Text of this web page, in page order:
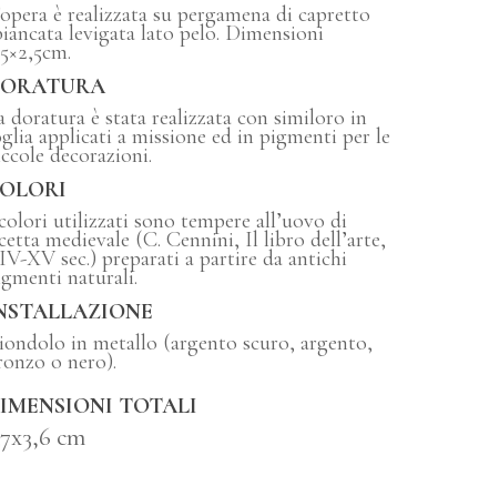
è realizzata su pergamena di capretto
levigata lato pelo. Dimensioni
doratura è stata realizzata con similoro in
applicati a missione ed in pigmenti per le
decorazioni.
utilizzati sono tempere all’uovo di
medievale (C. Cennini, Il libro dell’arte,
XV sec.) preparati a partire da antichi
naturali.
in metallo (argento scuro, argento,
o nero).
TOTALI
cm